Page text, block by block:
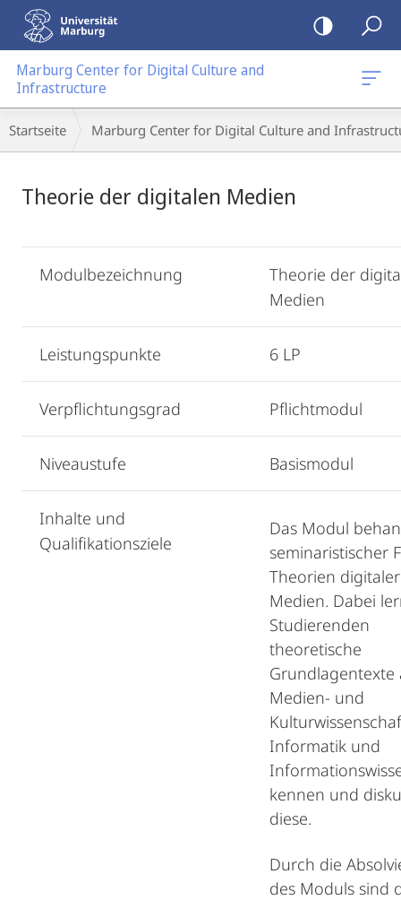
Mobile-
Navigation
Marburg Center for Digital Culture and
Infrastructure
Breadcrumb-
Navigation
Startseite Marburg Center for Digital Culture and
Theorie der digitalen Medien
Modulbezeichnung
Theorie der
Medien
Leistungspunkte 6 LP
Verpflichtungsgrad Pflichtmodul
Niveaustufe Basismodul
Inhalte und
Qualifikationsziele
Das Modul
seminaristischer
Theorien digitaler
Medien. Dabei
Studierenden
theoretische
Grundlagentexte
Medien- und
Informatik und
kennen und
diese.
Durch die
des Moduls sind